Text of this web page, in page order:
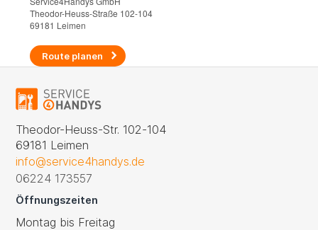
Theodor-Heuss-Straße 102-104
69181 Leimen
Route planen
Theodor-Heuss-Str. 102-104
69181 Leimen
info@service4handys.de
06224 173557
Öffnungszeiten
Montag bis Freitag